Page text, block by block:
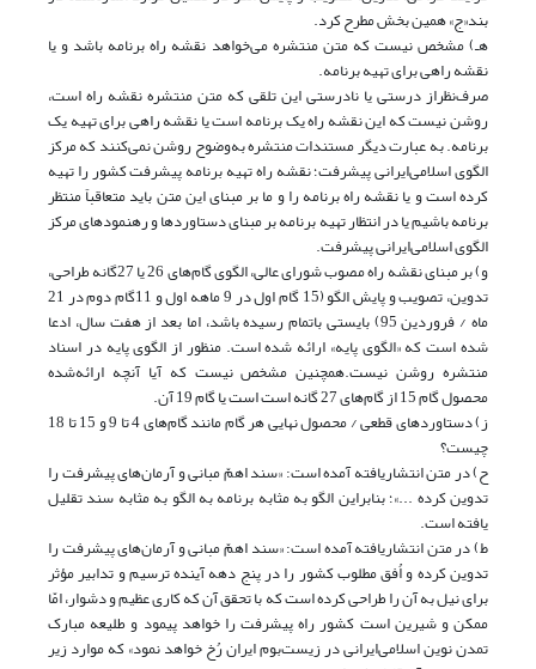
بند«ج» همین بخش مطرح کرد.
هـ) مشخص نیست که متن منتشره می‌خواهد نقشه راه برنامه باشد و یا
نقشه راهی برای تهیه برنامه.
صرف‌نظراز درستی یا نادرستی این تلقی که متن منتشره نقشه راه است،
روشن نیست که این نقشه راه یک برنامه است یا نقشه راهی برای تهیه یک
برنامه. به عبارت دیگر مستندات منتشره به‌وضوح روشن نمی‌کنند که مرکز
الگوی اسلامی‌ایرانی پیشرفت؛ نقشه راه تهیه برنامه پیشرفت کشور را تهیه
کرده است و یا نقشه راه برنامه را و ما بر مبنای این متن باید متعاقباً منتظر
برنامه باشیم یا در انتظار تهیه برنامه بر مبنای دستاوردها و رهنمودهای مرکز
الگوی اسلامی‌ایرانی پیشرفت.
و) بر مبنای نقشه راه مصوب شورای عالی، الگوی گام‌های 26 یا 27‌گانه طراحی،
تدوین، تصویب و پایش الگو (15 گام اول در 9 ماهه اول و 11گام دوم در 21
ماه / فروردین 95) بایستی باتمام رسیده باشد، اما بعد از هفت سال، ادعا
شده است که «الگوی پایه» ارائه شده است. منظور از الگوی پایه در اسناد
منتشره روشن نیست.همچنین مشخص نیست که آیا آنچه ارائه‌شده
محصول گام 15 از گام‌های 27‌ گانه است است یا گام 19 آن.
ز) دستاوردهای قطعی / محصول نهایی هر گام مانند گام‌های 4 تا 9 و 15 تا 18
چیست؟
ح) در متن انتشار‌یافته آمده است: «سند اهمّ مبانی و آرمان‌های پیشرفت را
تدوین کرده ...»؛ بنابراین الگو به مثابه برنامه به الگو به مثابه سند تقلیل
یافته است.
ط) در متن انتشاریافته آمده است: «سند اهمّ مبانی و آرمان‌های پیشرفت را
تدوین کرده و اُفق مطلوب کشور را در پنج دهه آینده ترسیم و تدابیر مؤثر
برای نیل به آن را طراحی کرده است که با تحقق آن که کاری عظیم و دشوار، امّا
ممکن و شیرین است کشور راه پیشرفت را خواهد پیمود و طلیعه مبارک
تمدن نوین اسلامی‌ایرانی در زیست‌بوم ایران رُخ خواهد نمود» که موارد زیر